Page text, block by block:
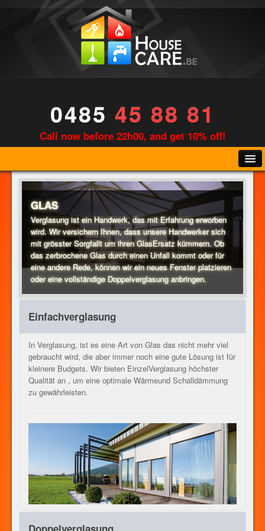
0485 45 88 81
Call now before 22h00, and get 10% off!
KLEMPNER
HEIZUNG
GLAS
UNSERE DIENSTLEISTUNGEN
JOB
GLAS
Verglasung ist ein Handwerk, das mit Erfahrung erworben
wird. Wir versichern Ihnen, dass unsere Handwerker sich
mit grösster Sorgfallt um ihren GlasErsatz kümmern. Ob
das zerbrochene Glas durch einen Unfall kommt oder für
eine andere Rede, können wir ein neues Fenster platzieren
oder eine vollständige Doppelverglasung anbringen.
Einfachverglasung
In Verglasung, ist es eine Art von Glas das nicht mehr viel
gebraucht wird, die aber immer noch eine gute Lösung ist für
kleinere Budgets. Wir bieten EinzelVerglasung höchster
Qualität an , um eine optimale Wärmeund Schalldämmung
zu gewährleisten.